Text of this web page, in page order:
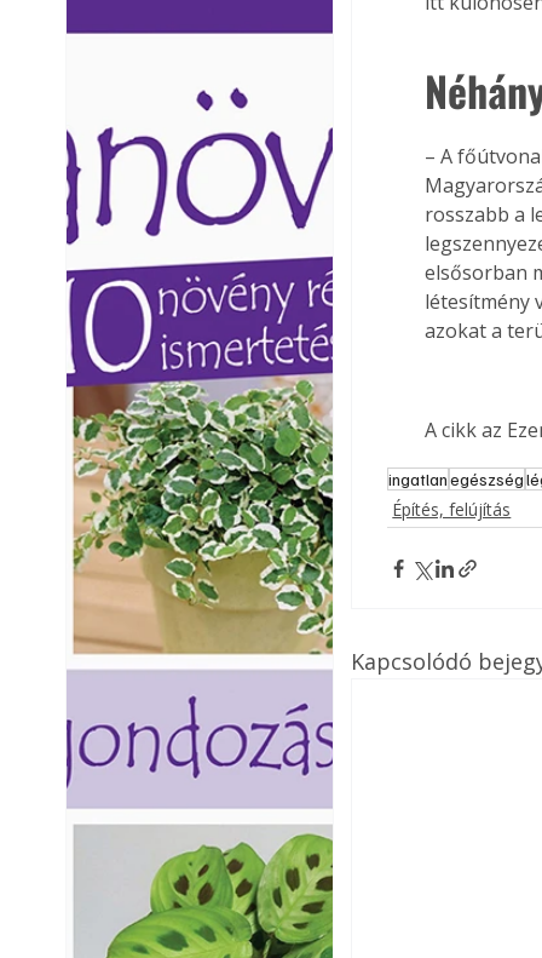
mert: – t
– A
rosszabb a
elsősorban
létesítmény
azokat a
A cikk az
ingatlanegészség
Építés, felújítás
Kapcsolódó